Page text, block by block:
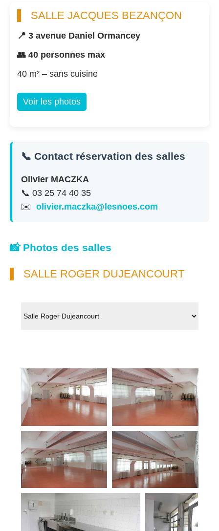
SALLE JACQUES BEZANÇON
📍 3 avenue Daniel Ormancey
👥 40 personnes max
40 m² – sans cuisine
Voir les photos
📞 Contact réservation des salles
Olivier MACZKA
📞 03 25 74 40 35
✉️ olivier.maczka@lesnoes.com
📸 Photos des salles
SALLE ROGER DUJEANCOURT